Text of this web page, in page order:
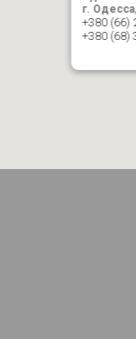
г.
+380 (66)
+380 (68)